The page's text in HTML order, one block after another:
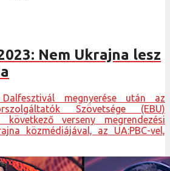
Nem Ukrajna lesz
megnyerése után az
Szövetsége (EBU)
verseny megrendezési
közmédiájával, az UA:PBC-vel,